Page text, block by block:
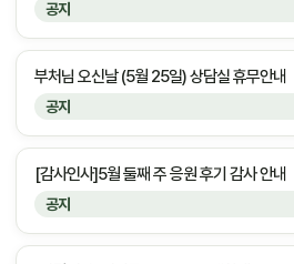
공지
공지
부처님 오신날 (5월 25일) 상담실 휴무안내
공지
[감사인사]5월 둘째 주 응원 후기 감사 안내